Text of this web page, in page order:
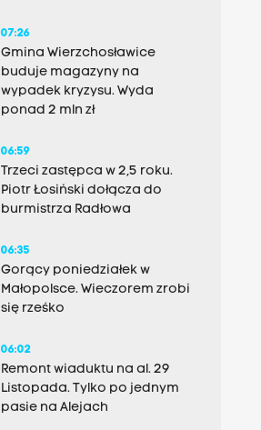
07:26
Gmina Wierzchosławice
buduje magazyny na
wypadek kryzysu. Wyda
ponad 2 mln zł
06:59
Trzeci zastępca w 2,5 roku.
Piotr Łosiński dołącza do
burmistrza Radłowa
06:35
Gorący poniedziałek w
Małopolsce. Wieczorem zrobi
się rześko
06:02
Remont wiaduktu na al. 29
Listopada. Tylko po jednym
pasie na Alejach